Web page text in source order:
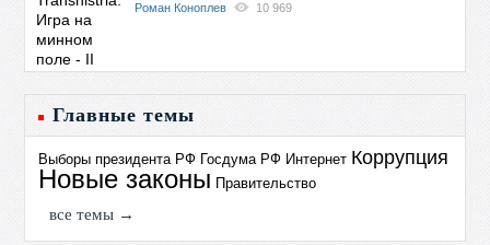
Роман Коноплев 10 969
Главные темы
Выборы президента РФ Госдума РФ Интернет Коррупция
Новые законы Правительство
все темы →